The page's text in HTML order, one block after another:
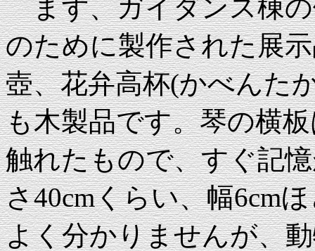
まず、ガイダンス棟の
のために製作された展
壺、花弁高杯(かべんた
も木製品です。琴の横
触れたもので、すぐ記
さ40cmくらい、幅6cm
よく分かりませんが、